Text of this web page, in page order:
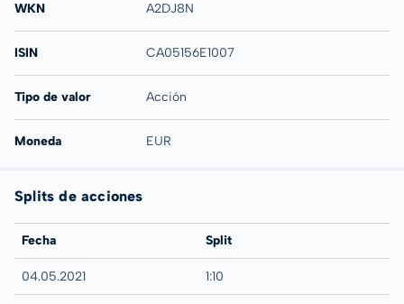
WKN A2DJ8N
ISIN CA05156E1007
Tipo de valor Acción
Moneda EUR
Splits de acciones
Fecha Split
04.05.2021 1:10